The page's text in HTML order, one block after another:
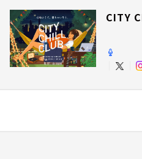
CITY